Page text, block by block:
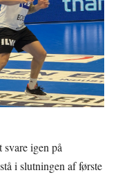
igen på
i slutningen af første